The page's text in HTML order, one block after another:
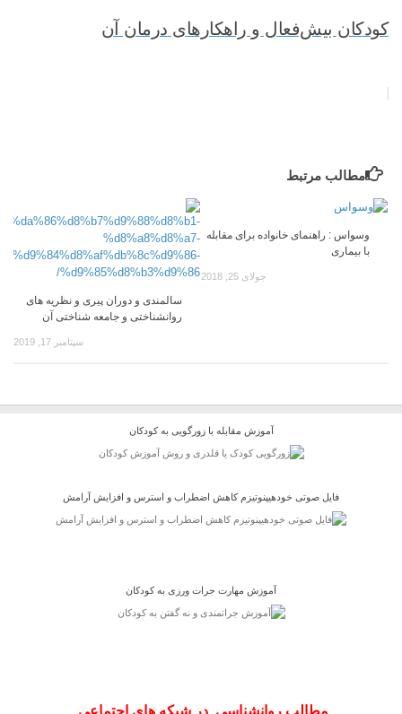
کودکان بیش‌فعال و راهکارهای درمان آن
مطالب مرتبط
سالمندی و دوران پیری و نظریه های
روانشناختی و جامعه شناختی آن
سپتامبر 17, 2019
وسواس : راهنمای خانواده برای مقابله
با بیماری
جولای 25, 2018
آموزش مقابله با زورگویی به کودکان
فایل صوتی خودهیپنوتیزم کاهش اضطراب و استرس و افزایش آرامش
آموزش مهارت جرات ورزی به کودکان